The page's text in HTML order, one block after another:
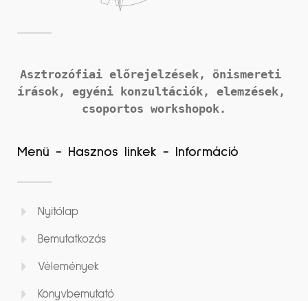
Asztrozófiai előrejelzések, önismereti
írások,
csoportos workshopok.
Menü - Hasznos linkek - Információ
Nyitólap
Bemutatkozás
Vélemények
Könyvbemutató